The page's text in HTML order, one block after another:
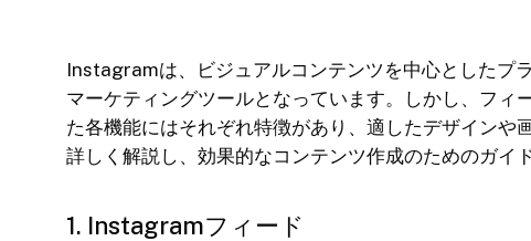
Instagramは、ビジュアルコンテンツを中心としたプ
マーケティングツールとなっています。しかし、フィ
た各機能にはそれぞれ特徴があり、適したデザイン
詳しく解説し、効果的なコンテンツ作成のためのガイ
1. Instagramフィード